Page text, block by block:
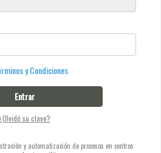
y Condiciones
Entrar
¿Olvidó su clave?
y automatización de procesos en centros